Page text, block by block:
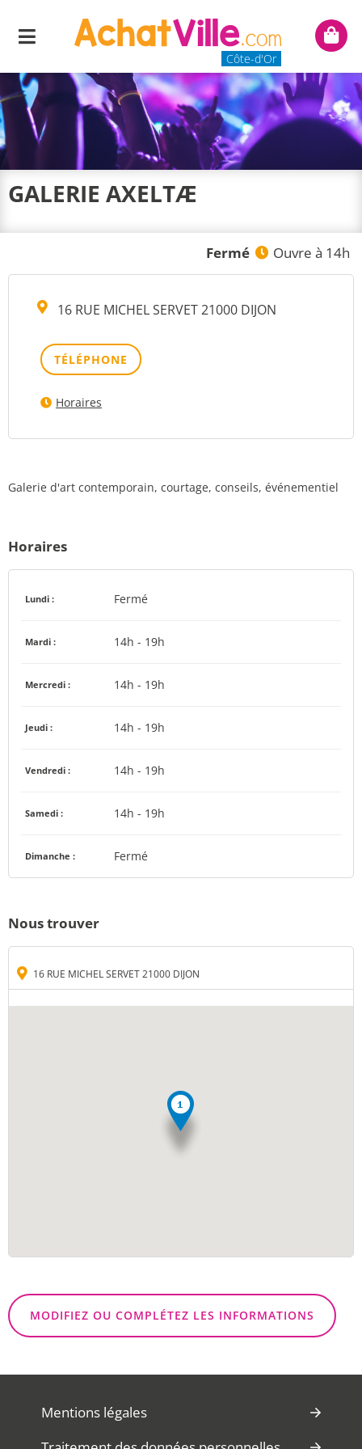
Menu
Côte-d'Or
Mon
GALERIE AXELTÆ
Fermé Ouvre à 14h
16 RUE MICHEL SERVET 21000 DIJON
TÉLÉPHONE
Horaires
Galerie d'art contemporain, courtage, conseils, événementiel
Horaires
Lundi : Fermé
Mardi : 14h - 19h
Mercredi : 14h - 19h
Jeudi : 14h - 19h
Vendredi : 14h - 19h
Samedi : 14h - 19h
Dimanche : Fermé
Nous trouver
16 RUE MICHEL SERVET 21000 DIJON
MODIFIEZ OU COMPLÉTEZ LES INFORMATIONS
Mentions légales